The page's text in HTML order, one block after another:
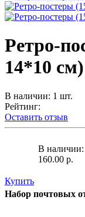
Ретро-
14*10 см)
В наличии: 1 шт.
Рейтинг:
Оставить отзыв
В
160.00 р.
Купить
Набор почтовых